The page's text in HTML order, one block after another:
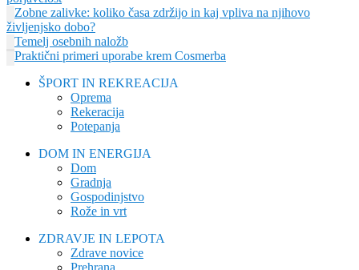
Zobne zalivke: koliko časa zdržijo in kaj vpliva na njihovo
življenjsko dobo?
Temelj osebnih naložb
Praktični primeri uporabe krem Cosmerba
ŠPORT IN REKREACIJA
Oprema
Rekeracija
Potepanja
DOM IN ENERGIJA
Dom
Gradnja
Gospodinjstvo
Rože in vrt
ZDRAVJE IN LEPOTA
Zdrave novice
Prehrana